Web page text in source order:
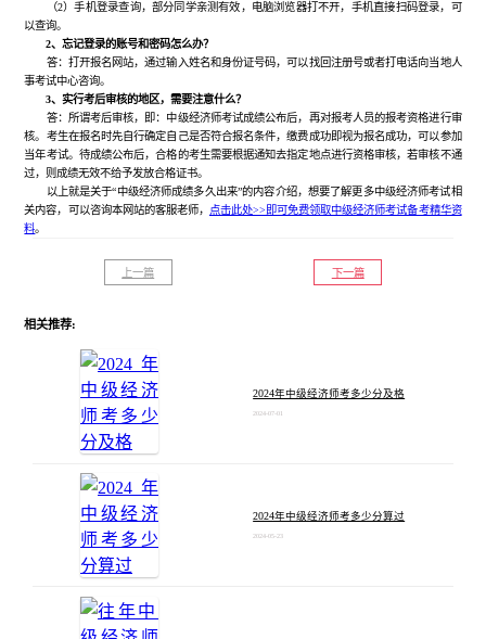
（2）手机登录查询，部分同学亲测有效，电脑浏览器打不开，手机直接扫码登录，可
以查询。
2、忘记登录的账号和密码怎么办？
答：打开报名网站，通过输入姓名和身份证号码，可以找回注册号或者打电话向当地人
事考试中心咨询。
3、实行考后审核的地区，需要注意什么？
答：所谓考后审核，即：中级经济师考试成绩公布后，再对报考人员的报考资格进行审
核。考生在报名时先自行确定自己是否符合报名条件，缴费成功即视为报名成功，可以参加
当年考试。待成绩公布后，合格的考生需要根据通知去指定地点进行资格审核，若审核不通
过，则成绩无效不给予发放合格证书。
以上就是关于“中级经济师成绩多久出来”的内容介绍，想要了解更多中级经济师考试相
关内容，可以咨询本网站的客服老师， 点击此处>>即可免费领取中级经济师考试备考精华资
料。
上一篇 下一篇
相关推荐:
2024年中级经济师考多少分及格
2024-07-01
2024年中级经济师考多少分算过
2024-05-23